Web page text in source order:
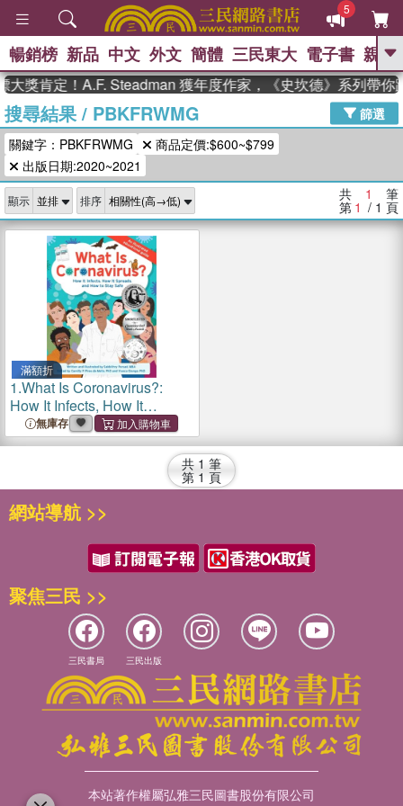
5
GO
熱搜： 高希均教授回憶錄
、 The Odyssey 、 父親節 、 如果歷
史是一群喵 、 暑期推薦
登輝時代 、 數學女孩：黎曼猜想 、
偉大的迷走神經
暢銷榜 新品 中文 外文 簡體 三民東大 電子書 親子
獎肯定！A.F. Steadman 獲年度作家，《史坎德》系列帶你
搜尋結果/ PBKFRWMG
篩選
關鍵字：PBKFRWMG
商品定價:$600~$799
出版日期:2020~2021
顯示 排序 共 1 筆
第 1 / 1 頁
滿額折
1.What Is Coronavirus?:
How It Infects, How It
Spreads, and How to Stay
Safe
無庫存
共 1 筆
第 1 頁
網站導航 >>
聚焦三民 >>
三民書局 三民出版
本站著作權屬弘雅三民圖書股份有限公司